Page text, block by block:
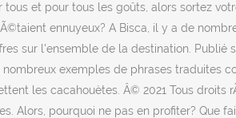
et pour tous les goûts, alors sortez
ennuyeux? A Bisca, il y a de
sur l'ensemble de la destination.
exemples de phrases
les cacahouètes. Â© 2021 Tous
Alors, pourquoi ne pas en profiter? Que